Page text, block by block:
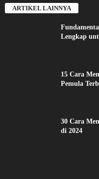
ARTIKEL LAINNYA
Lengkap
15 Cara
Pemula
30 Cara
di 2024